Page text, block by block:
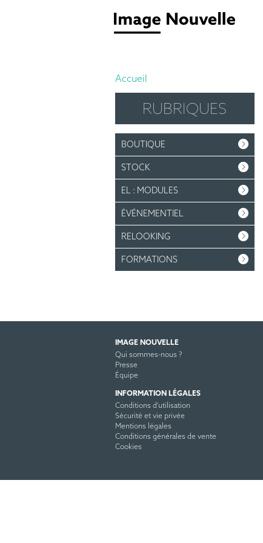
Accueil
RUBRIQUES
BOUTIQUE
STOCK
EL : MODULES
ÉVÉNEMENTIEL
RELOOKING
FORMATIONS
IMAGE NOUVELLE
Qui sommes-nous ?
Presse
Équipe
INFORMATION LÉGALES
Conditions d'utilisation
Sécurité et vie privée
Mentions légales
Conditions générales de vente
Cookies